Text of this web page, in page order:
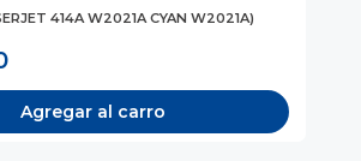
414A W2021A CYAN W2021A)
Agregar al carro